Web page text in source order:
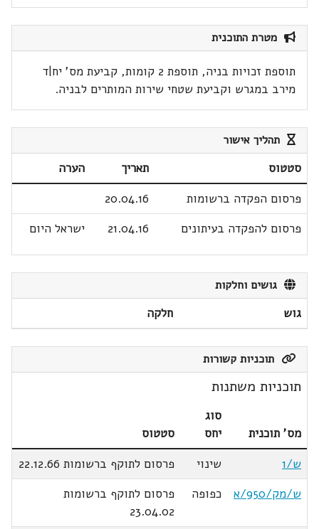
מטרת התוכנית
תוספת זכויות בניה, תוספת 2 קומות, קביעת מס' יח|ד
מירב במגרש וקביעת שטחי שירות המותרים לבניה.
תהליך אישור
סטטוס תאריך
הערה
פרסום הפקדה ברשומות
20.04.16
פרסום להפקדה בעיתונים
21.04.16 ישראל היום
גושים וחלקות
גוש חלקה
תוכניות קשורות
תוכניות משתנות
מס' תוכנית
סוג
יחס
סטטוס
ש/1
שינוי
פרסום לתוקף ברשומות 22.12.66
ש/מק/950/א
כפופה
פרסום לתוקף ברשומות
23.04.02